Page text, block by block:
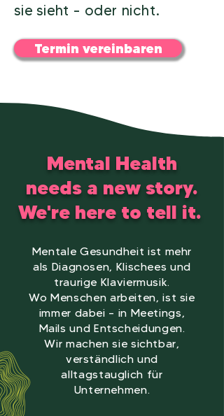
sie sieht – oder nicht.
Termin vereinbaren
Mental Health
needs a new story.
We're here to tell it.
Mentale Gesundheit ist mehr
als Diagnosen, Klischees und
traurige Klaviermusik.
Wo Menschen arbeiten, ist sie
immer dabei – in Meetings,
Mails und Entscheidungen.
Wir machen sie sichtbar,
verständlich und
alltagstauglich für
Unternehmen.